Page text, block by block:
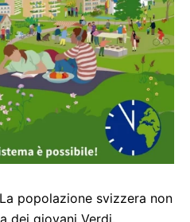
popolazione svizzera non
dei giovani Verdi.